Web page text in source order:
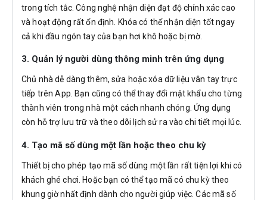
trong tích tắc. Công nghệ nhận diện đạt độ chính xác cao
và hoạt động rất ổn định. Khóa có thể nhận diện tốt ngay
cả khi đầu ngón tay của bạn hơi khô hoặc bị mờ.
3. Quản lý người dùng thông minh trên ứng dụng
Chủ nhà dễ dàng thêm, sửa hoặc xóa dữ liệu vân tay trực
tiếp trên App. Bạn cũng có thể thay đổi mật khẩu cho từng
thành viên trong nhà một cách nhanh chóng. Ứng dụng
còn hỗ trợ lưu trữ và theo dõi lịch sử ra vào chi tiết mọi lúc.
4. Tạo mã số dùng một lần hoặc theo chu kỳ
Thiết bị cho phép tạo mã số dùng một lần rất tiện lợi khi có
khách ghé chơi. Hoặc bạn có thể tạo mã có chu kỳ theo
khung giờ nhất định dành cho người giúp việc. Các mã số